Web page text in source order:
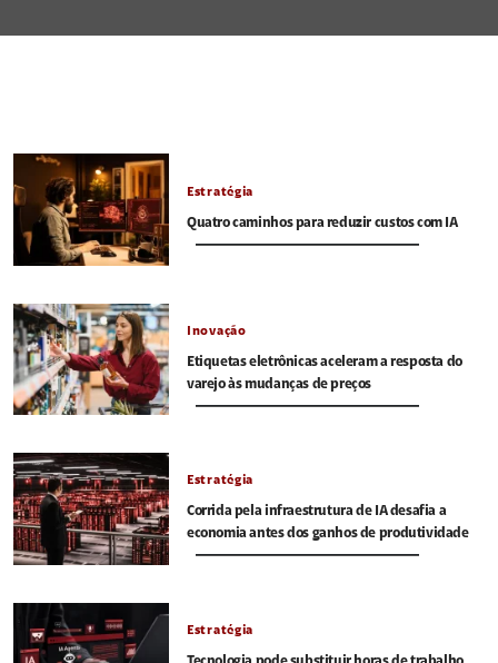
Estratégia
Quatro caminhos para reduzir custos com IA
Inovação
Etiquetas eletrônicas aceleram a resposta do
varejo às mudanças de preços
Estratégia
Corrida pela infraestrutura de IA desafia a
economia antes dos ganhos de produtividade
Estratégia